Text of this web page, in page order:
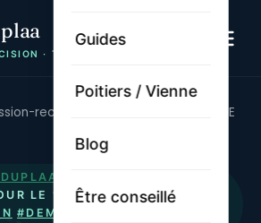
· TRAJECTOIRE
Guides
Poitiers / Vienne
Blog
Être conseillé
reconversion 2026 : toucher l'ARE
LE 13 JUILLET 2026·
#DEMISSION